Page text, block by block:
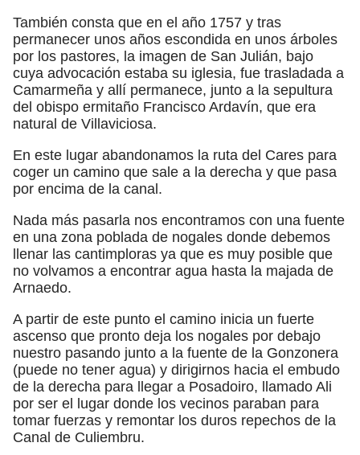
También consta que en el año 1757 y tras
permanecer unos años escondida en unos árboles
por los pastores, la imagen de San Julián, bajo
cuya advocación estaba su iglesia, fue trasladada a
Camarmeña y allí permanece, junto a la sepultura
del obispo ermitaño Francisco Ardavín, que era
natural de Villaviciosa.
En este lugar abandonamos la ruta del Cares para
coger un camino que sale a la derecha y que pasa
por encima de la canal.
Nada más pasarla nos encontramos con una fuente
en una zona poblada de nogales donde debemos
llenar las cantimploras ya que es muy posible que
no volvamos a encontrar agua hasta la majada de
Arnaedo.
A partir de este punto el camino inicia un fuerte
ascenso que pronto deja los nogales por debajo
nuestro pasando junto a la fuente de la Gonzonera
(puede no tener agua) y dirigirnos hacia el embudo
de la derecha para llegar a Posadoiro, llamado Ali
por ser el lugar donde los vecinos paraban para
tomar fuerzas y remontar los duros repechos de la
Canal de Culiembru.